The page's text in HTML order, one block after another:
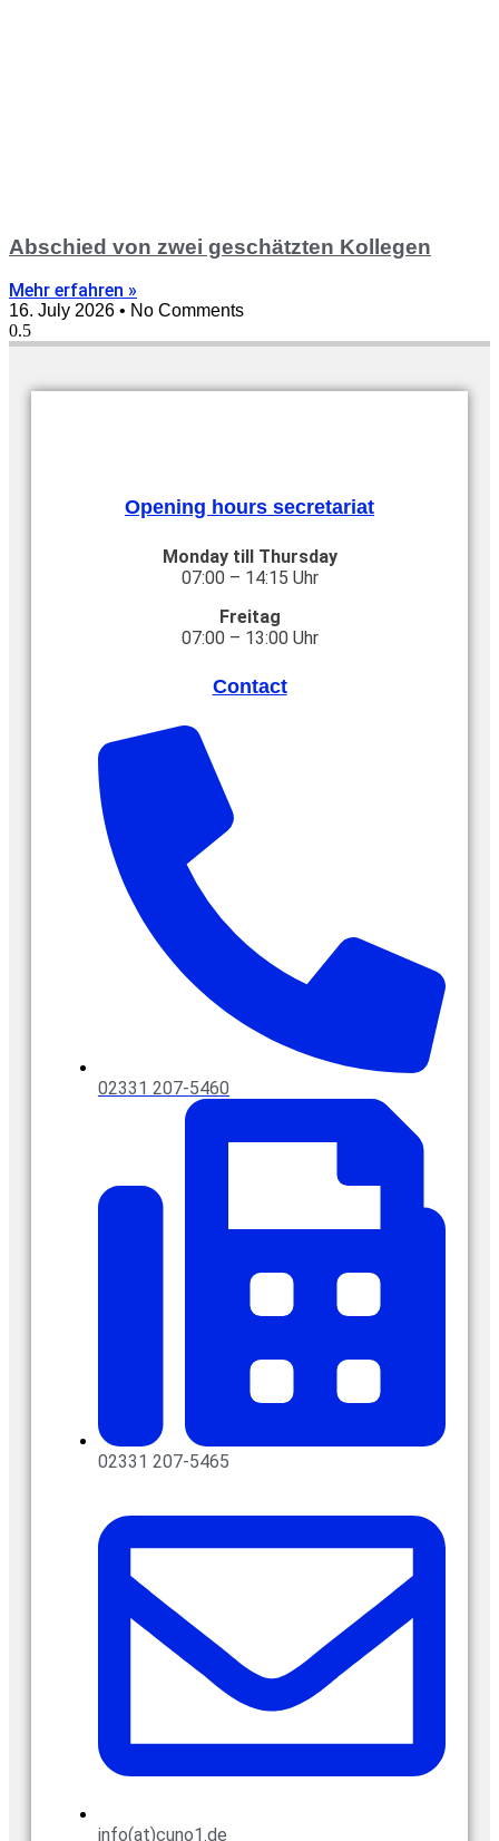
Abschied von zwei geschätzten Kollegen
Mehr erfahren »
16. July 2026 No Comments
Opening hours secretariat
Monday till Thursday
07:00 – 14:15 Uhr
Freitag
07:00 – 13:00 Uhr
Contact
02331 207-5460
02331 207-5465
info(at)cuno1.de